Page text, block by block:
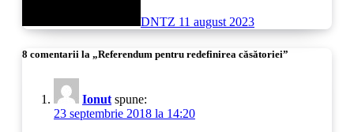
DNTZ 11 august 2023
8 comentarii la „Referendum pentru redefinirea căsătoriei”
Ionut spune:
23 septembrie 2018 la 14:20